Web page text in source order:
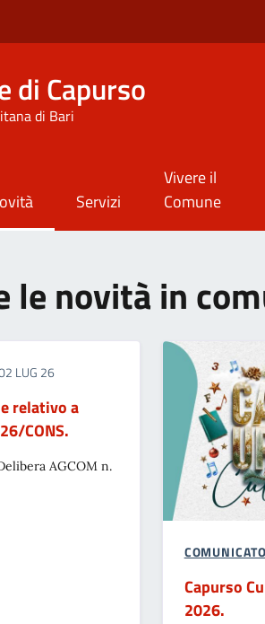
di Capurso
di Bari
Servizi
Vivere il
Comune
le novità in
LUG 26
relativo a
CONS.
AGCOM n.
Capurso
2026.